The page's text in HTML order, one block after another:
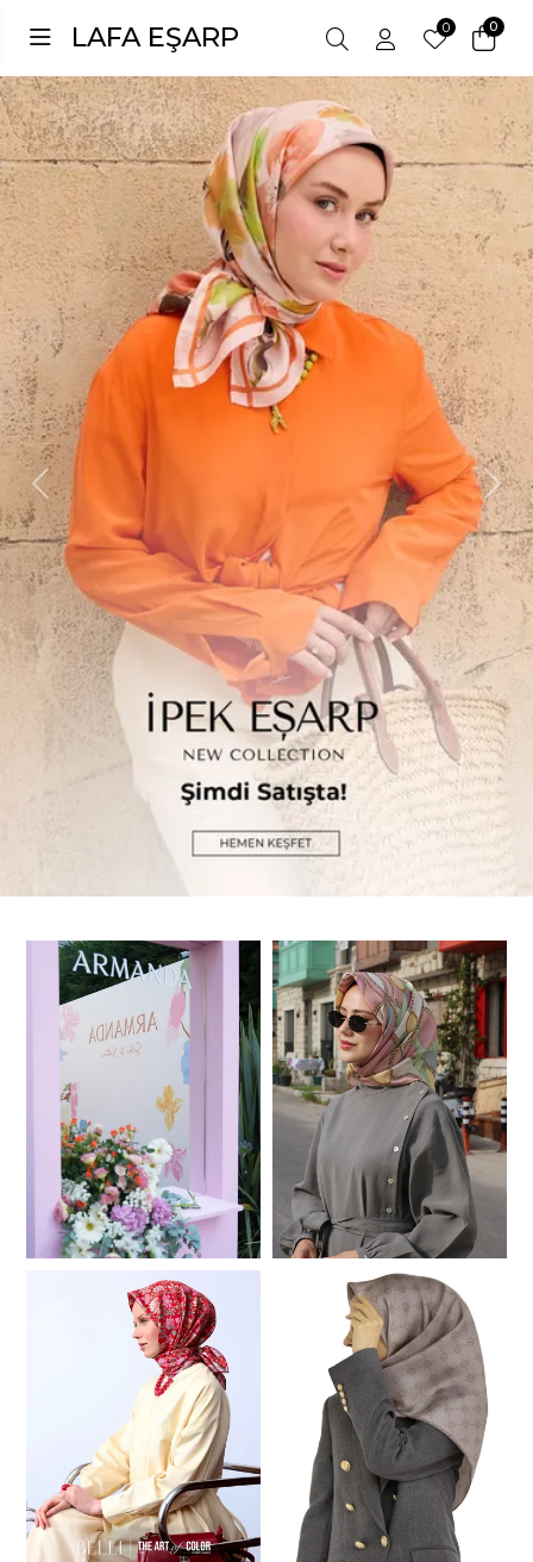
LAFA EŞARP 0
0
Previous Next